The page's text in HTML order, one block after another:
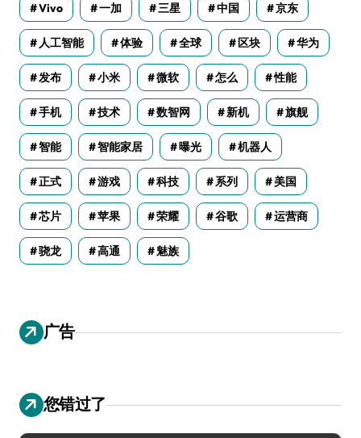
Vivo 一加 三星 中国 京东
人工智能 体验 全球 区块 华为
发布 小米 微软 怎么 性能
手机 技术 数智网 新机 旗舰
智能 智能家居 曝光 机器人
正式 游戏 科技 系列 美国
芯片 苹果 荣耀 谷歌 运营商
骁龙 高通 魅族
广告
您错过了